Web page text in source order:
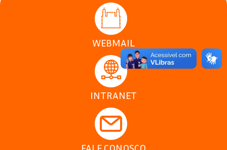
WEBMAIL
INTRANET
FALE CONOSCO